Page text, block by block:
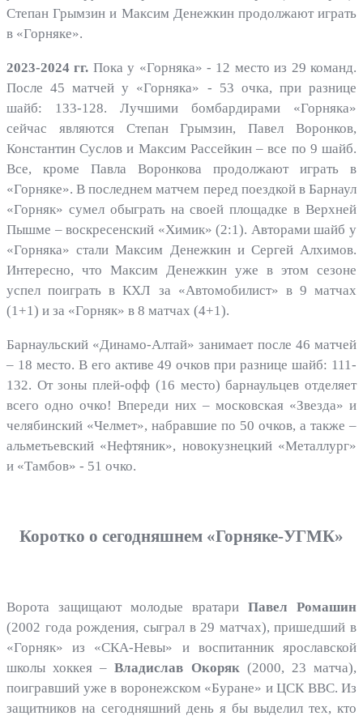
Степан Грымзин и Максим Денежкин продолжают играть
в «Горняке».
2023-2024 гг. Пока у «Горняка» - 12 место из 29 команд.
После 45 матчей у «Горняка» - 53 очка, при разнице
шайб: 133-128. Лучшими бомбардирами «Горняка»
сейчас являются Степан Грымзин, Павел Воронков,
Константин Суслов и Максим Рассейкин – все по 9 шайб.
Все, кроме Павла Воронкова продолжают играть в
«Горняке». В последнем матчем перед поездкой в Барнаул
«Горняк» сумел обыграть на своей площадке в Верхней
Пышме – воскресенский «Химик» (2:1). Авторами шайб у
«Горняка» стали Максим Денежкин и Сергей Алхимов.
Интересно, что Максим Денежкин уже в этом сезоне
успел поиграть в КХЛ за «Автомобилист» в 9 матчах
(1+1) и за «Горняк» в 8 матчах (4+1).
Барнаульский «Динамо-Алтай» занимает после 46 матчей
– 18 место. В его активе 49 очков при разнице шайб: 111-
132. От зоны плей-офф (16 место) барнаульцев отделяет
всего одно очко! Впереди них – московская «Звезда» и
челябинский «Челмет», набравшие по 50 очков, а также –
альметьевский «Нефтяник», новокузнецкий «Металлург»
и «Тамбов» - 51 очко.
Коротко о сегодняшнем «Горняке-УГМК»
Ворота защищают молодые вратари Павел Ромашин
(2002 года рождения, сыграл в 29 матчах), пришедший в
«Горняк» из «СКА-Невы» и воспитанник ярославской
школы хоккея –Владислав Окоряк(2000, 23 матча),
поигравший уже в воронежском «Буране» и ЦСК ВВС. Из
защитников на сегодняшний день я бы выделил тех, кто